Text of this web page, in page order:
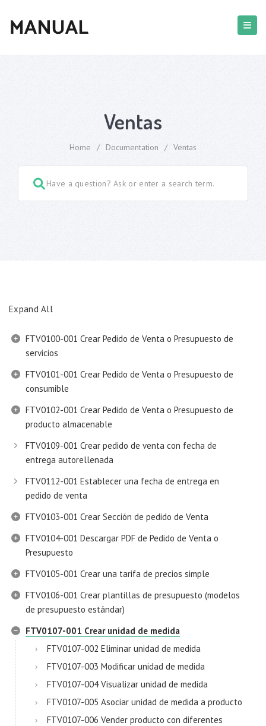
Ventas
Home / Documentation / Ventas
Expand All
FTV0100-001 Crear Pedido de Venta o Presupuesto de
servicios
FTV0101-001 Crear Pedido de Venta o Presupuesto de
consumible
FTV0102-001 Crear Pedido de Venta o Presupuesto de
producto almacenable
FTV0109-001 Crear pedido de venta con fecha de
entrega autorellenada
FTV0112-001 Establecer una fecha de entrega en
pedido de venta
FTV0103-001 Crear Sección de pedido de Venta
FTV0104-001 Descargar PDF de Pedido de Venta o
Presupuesto
FTV0105-001 Crear una tarifa de precios simple
FTV0106-001 Crear plantillas de presupuesto (modelos
de presupuesto estándar)
FTV0107-001 Crear unidad de medida
FTV0107-002 Eliminar unidad de medida
FTV0107-003 Modificar unidad de medida
FTV0107-004 Visualizar unidad de medida
FTV0107-005 Asociar unidad de medida a producto
FTV0107-006 Vender producto con diferentes